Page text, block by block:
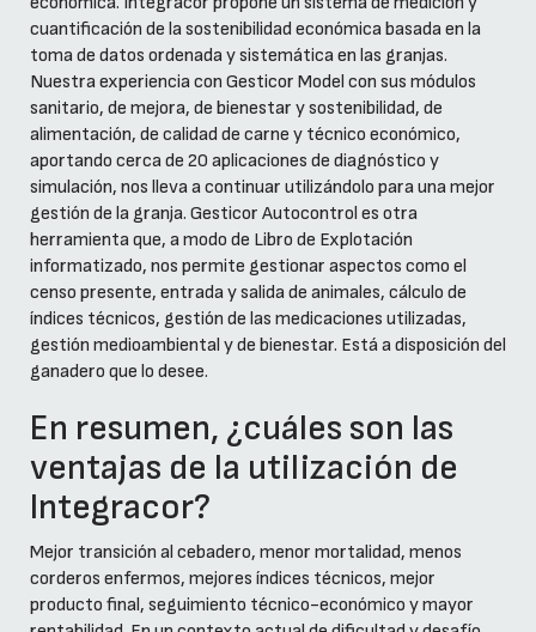
cuantificación de la sostenibilidad económica basada en la
toma de datos ordenada y sistemática en las granjas.
Nuestra experiencia con Gesticor Model con sus módulos
sanitario, de mejora, de bienestar y sostenibilidad, de
alimentación, de calidad de carne y técnico económico,
aportando cerca de 20 aplicaciones de diagnóstico y
simulación, nos lleva a continuar utilizándolo para una mejor
gestión de la granja. Gesticor Autocontrol es otra
herramienta que, a modo de Libro de Explotación
informatizado, nos permite gestionar aspectos como el
censo presente, entrada y salida de animales, cálculo de
índices técnicos, gestión de las medicaciones utilizadas,
gestión medioambiental y de bienestar. Está a disposición del
ganadero que lo desee.
En resumen, ¿cuáles son las
ventajas de la utilización de
Integracor?
Mejor transición al cebadero, menor mortalidad, menos
corderos enfermos, mejores índices técnicos, mejor
producto final, seguimiento técnico-económico y mayor